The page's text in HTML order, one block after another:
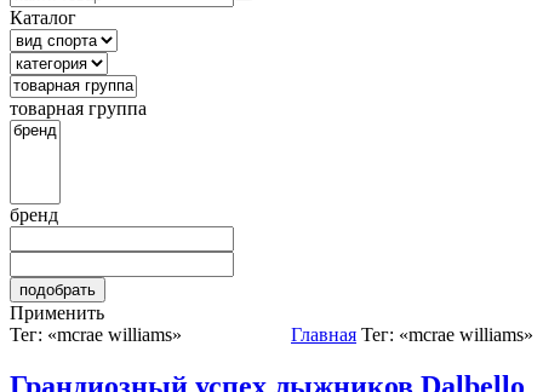
Каталог
товарная группа
бренд
Применить
Тег: «mcrae williams»
Главная Тег: «mcrae williams»